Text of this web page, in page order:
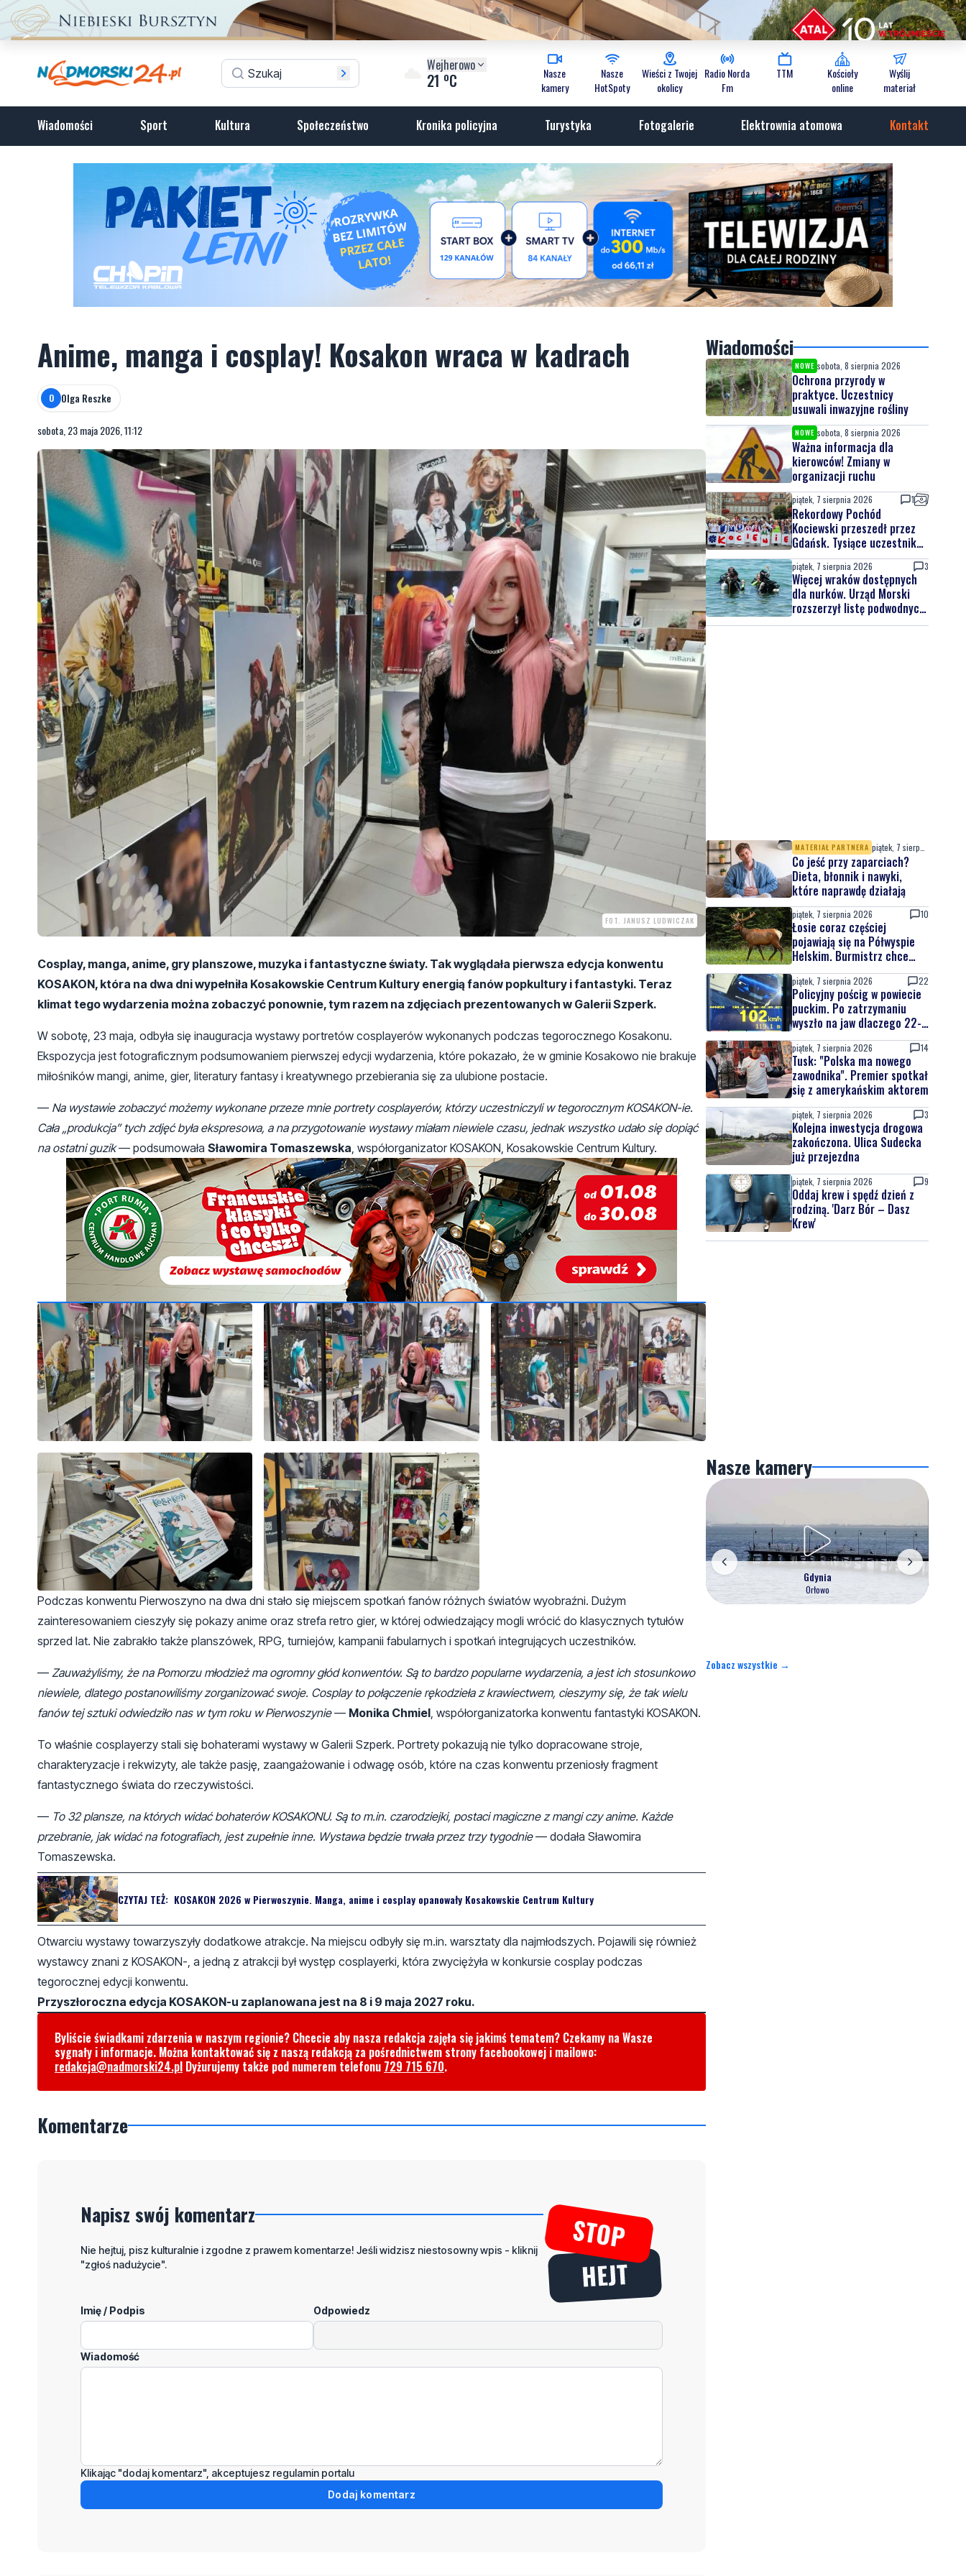
Wejherowo
21 oC
Nasze
kamery
Nasze
HotSpoty
Wieści z Twojej
okolicy
Radio Norda
Fm
TTM
Kościoły
online
Wyślij
materiał
Wiadomości Sport Kultura Społeczeństwo Kronika policyjna Turystyka Fotogalerie Elektrownia atomowa Kontakt
Anime, manga i cosplay! Kosakon wraca w kadrach
O Olga Reszke
sobota, 23 maja 2026, 11:12
FOT. JANUSZ LUDWICZAK
Cosplay, manga, anime, gry planszowe, muzyka i fantastyczne światy. Tak wyglądała pierwsza edycja konwentu
KOSAKON, która na dwa dni wypełniła Kosakowskie Centrum Kultury energią fanów popkultury i fantastyki. Teraz
klimat tego wydarzenia można zobaczyć ponownie, tym razem na zdjęciach prezentowanych w Galerii Szperk.
W sobotę, 23 maja, odbyła się inauguracja wystawy portretów cosplayerów wykonanych podczas tegorocznego Kosakonu.
Ekspozycja jest fotograficznym podsumowaniem pierwszej edycji wydarzenia, które pokazało, że w gminie Kosakowo nie brakuje
miłośników mangi, anime, gier, literatury fantasy i kreatywnego przebierania się za ulubione postacie.
— Na wystawie zobaczyć możemy wykonane przeze mnie portrety cosplayerów, którzy uczestniczyli w tegorocznym KOSAKON-ie.
Cała „produkcja” tych zdjęć była ekspresowa, a na przygotowanie wystawy miałam niewiele czasu, jednak wszystko udało się dopiąć
na ostatni guzik— podsumowała Sławomira Tomaszewska, współorganizator KOSAKON, Kosakowskie Centrum Kultury.
Podczas konwentu Pierwoszyno na dwa dni stało się miejscem spotkań fanów różnych światów wyobraźni. Dużym
zainteresowaniem cieszyły się pokazy anime oraz strefa retro gier, w której odwiedzający mogli wrócić do klasycznych tytułów
sprzed lat. Nie zabrakło także planszówek, RPG, turniejów, kampanii fabularnych i spotkań integrujących uczestników.
— Zauważyliśmy, że na Pomorzu młodzież ma ogromny głód konwentów. Są to bardzo popularne wydarzenia, a jest ich stosunkowo
niewiele, dlatego postanowiliśmy zorganizować swoje. Cosplay to połączenie rękodzieła z krawiectwem, cieszymy się, że tak wielu
fanów tej sztuki odwiedziło nas w tym roku w Pierwoszynie— Monika Chmiel, współorganizatorka konwentu fantastyki KOSAKON.
To właśnie cosplayerzy stali się bohaterami wystawy w Galerii Szperk. Portrety pokazują nie tylko dopracowane stroje,
charakteryzacje i rekwizyty, ale także pasję, zaangażowanie i odwagę osób, które na czas konwentu przeniosły fragment
fantastycznego świata do rzeczywistości.
— To 32 plansze, na których widać bohaterów KOSAKONU. Są to m.in. czarodziejki, postaci magiczne z mangi czy anime. Każde
przebranie, jak widać na fotografiach, jest zupełnie inne. Wystawa będzie trwała przez trzy tygodnie— dodała Sławomira
Tomaszewska.
CZYTAJ TEŻ: KOSAKON 2026 w Pierwoszynie. Manga, anime i cosplay opanowały Kosakowskie Centrum Kultury
Otwarciu wystawy towarzyszyły dodatkowe atrakcje. Na miejscu odbyły się m.in. warsztaty dla najmłodszych. Pojawili się również
wystawcy znani z KOSAKON-, a jedną z atrakcji był występ cosplayerki, która zwyciężyła w konkursie cosplay podczas
tegorocznej edycji konwentu.
Przyszłoroczna edycja KOSAKON-u zaplanowana jest na 8 i 9 maja 2027 roku.
Byliście świadkami zdarzenia w naszym regionie? Chcecie aby nasza redakcja zajęła się jakimś tematem? Czekamy na Wasze
sygnały i informacje. Można kontaktować się z naszą redakcją za pośrednictwem strony facebookowej i mailowo:
redakcja@nadmorski24.pl Dyżurujemy także pod numerem telefonu 729 715 670.
Komentarze
Napisz swój komentarz
Nie hejtuj, pisz kulturalnie i zgodne z prawem komentarze! Jeśli widzisz niestosowny wpis - kliknij
"zgłoś nadużycie".
Imię / Podpis Odpowiedz
Wiadomość
Klikając "dodaj komentarz", akceptujesz regulamin portalu
Dodaj komentarz
Wiadomości
NOWE sobota, 8 sierpnia 2026
Ochrona przyrody w
praktyce. Uczestnicy
usuwali inwazyjne rośliny
NOWE sobota, 8 sierpnia 2026
Ważna informacja dla
kierowców! Zmiany w
organizacji ruchu
piątek, 7 sierpnia 2026 1
Rekordowy Pochód
Kociewski przeszedł przez
Gdańsk. Tysiące uczestników
na jubileuszowej edycji
piątek, 7 sierpnia 2026 3
Więcej wraków dostępnych
dla nurków. Urząd Morski
rozszerzył listę podwodnych
atrakcji
MATERIAŁ PARTNERA
Co jeść przy zaparciach?
Dieta, błonnik i nawyki,
które naprawdę działają
piątek, 7 sierpnia 2026 10
Łosie coraz częściej
pojawiają się na Półwyspie
Helskim. Burmistrz chce
nowych znaków drogowych
piątek, 7 sierpnia 2026 22
Policyjny pościg w powiecie
puckim. Po zatrzymaniu
wyszło na jaw dlaczego 22-
latek uciekał
piątek, 7 sierpnia 2026 14
Tusk: "Polska ma nowego
zawodnika". Premier spotkał
się z amerykańskim aktorem
piątek, 7 sierpnia 2026 3
Kolejna inwestycja drogowa
zakończona. Ulica Sudecka
już przejezdna
piątek, 7 sierpnia 2026 9
Oddaj krew i spędź dzień z
rodziną. 'Darz Bór – Dasz
Krew'
Nasze kamery
Gdynia
Orłowo
Zobacz wszystkie →